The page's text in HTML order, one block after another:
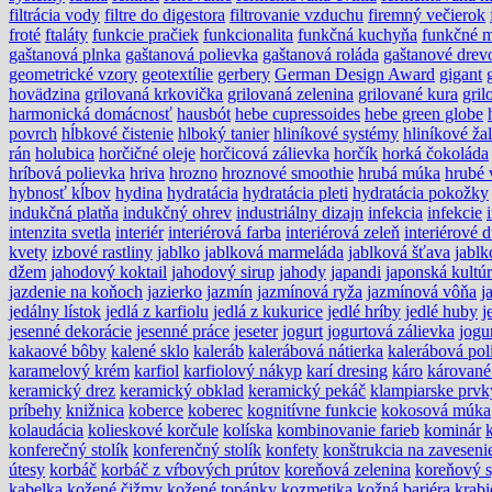
filtrácia vody filtre do digestora filtrovanie vzduchu firemný večierok
froté ftaláty funkcie pračiek funkcionalita funkčná kuchyňa funkčné
gaštanová plnka gaštanová polievka gaštanová roláda gaštanové
geometrické vzory geotextílie gerbery German Design Award gigant
hovädzina grilovaná krkovička grilovaná zelenina grilované kura
harmonická domácnosť hausbót hebe cupressoides hebe green globe
povrch hĺbkové čistenie hlboký tanier hliníkové systémy hliníkové
rán holubica horčičné oleje horčicová zálievka horčík horká čokoláda
hríbová polievka hriva hrozno hroznové smoothie hrubá múka hrubé
hybnosť kĺbov hydina hydratácia hydratácia pleti hydratácia pokožky
indukčná platňa indukčný ohrev industriálny dizajn infekcia infekcie
intenzita svetla interiér interiérová farba interiérová zeleň interiérové
kvety izbové rastliny jablko jablková marmeláda jablková šťava
džem jahodový koktail jahodový sirup jahody japandi japonská
jazdenie na koňoch jazierko jazmín jazmínová ryža jazmínová vôňa
jedálny lístok jedlá z karfiolu jedlá z kukurice jedlé hríby jedlé huby
jesenné dekorácie jesenné práce jeseter jogurt jogurtová zálievka
kakaové bôby kalené sklo kaleráb kalerábová nátierka kalerábová
karamelový krém karfiol karfiolový nákyp karí dresing káro
keramický drez keramický obklad keramický pekáč klampiarske
príbehy knižnica koberce koberec kognitívne funkcie kokosová múka
kolaudácia kolieskové korčule kolíska kombinovanie farieb kominár
konferečný stolík konferenčný stolík konfety konštrukcia na
útesy korbáč korbáč z vŕbových prútov koreňová zelenina koreňový